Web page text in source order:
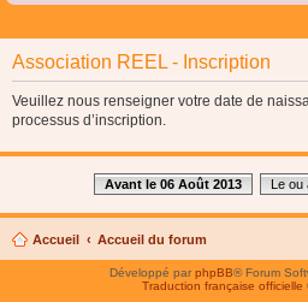
Association REEL - Inscription
Veuillez nous renseigner votre date de
processus d’inscription.
Avant le 06 Août 2013 Le ou
Accueil Accueil du forum
Développé parphpBB® Forum
Traduction française officielle